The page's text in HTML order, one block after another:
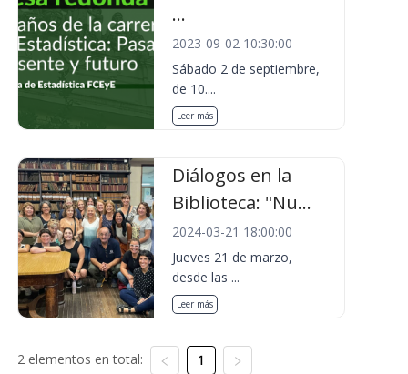
...
2023-09-02 10:30:00
Sábado 2 de septiembre,
de 10....
Leer más
Diálogos en la
Biblioteca: "Nu...
2024-03-21 18:00:00
Jueves 21 de marzo,
desde las ...
Leer más
2 elementos en total: 1